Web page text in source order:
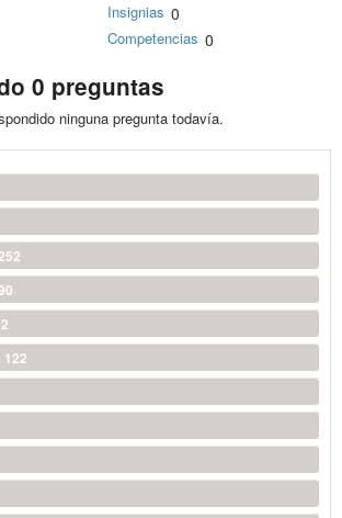
Insignias 0
Competencias 0
0 preguntas
ninguna pregunta todavía.
122